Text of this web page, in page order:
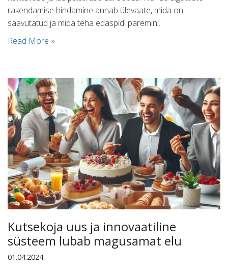
rakendamise hindamine annab ülevaate, mida on
saavutatud ja mida teha edaspidi paremini.
Read More »
Kutsekoja uus ja innovaatiline
süsteem lubab magusamat elu
01.04.2024